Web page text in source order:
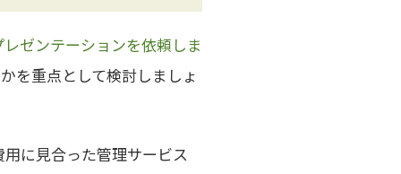
レゼンテーションを依頼しま
を重点として検討しましょ
に見合った管理サービス